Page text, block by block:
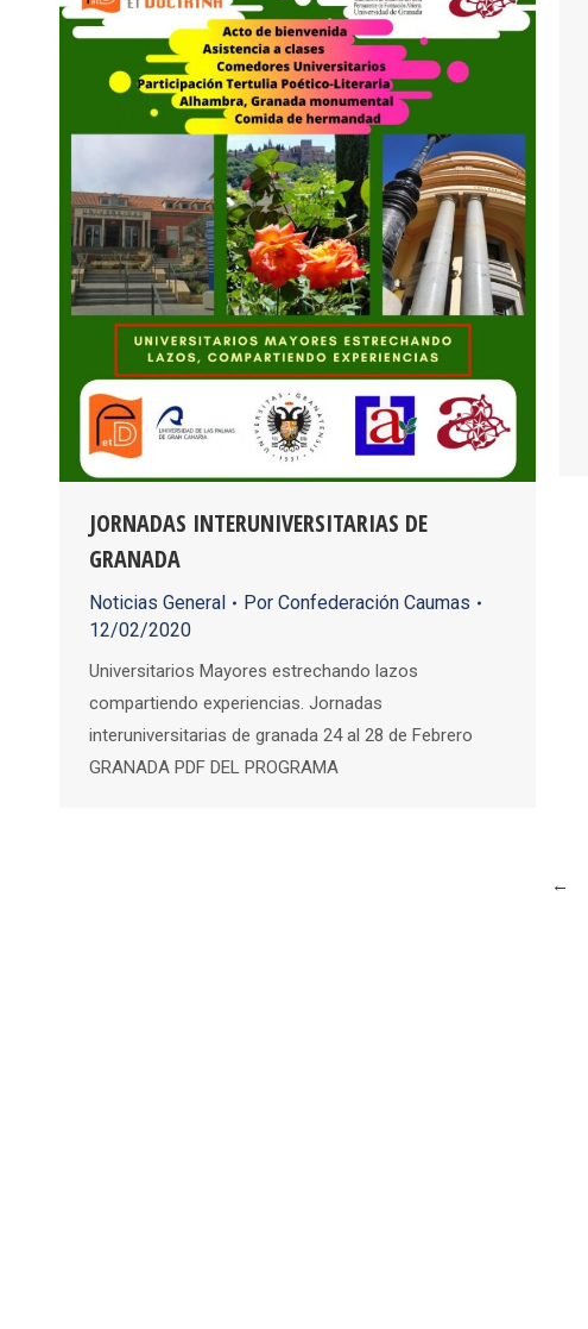
JORNADAS INTERUNIVERSITARIAS DE
GRANADA
Noticias General Por Confederación Caumas
12/02/2020
Universitarios Mayores estrechando lazos
compartiendo experiencias. Jornadas
interuniversitarias de granada 24 al 28 de Febrero
GRANADA PDF DEL PROGRAMA
←